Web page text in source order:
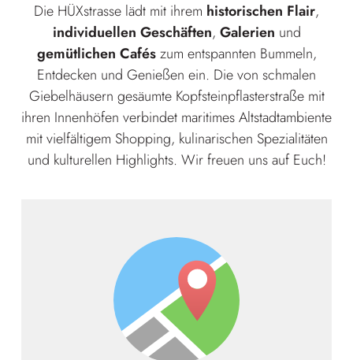
Die HÜXstrasse lädt mit ihrem historischen Flair,
individuellen Geschäften, Galerien und
gemütlichen Cafészum entspannten Bummeln,
Entdecken und Genießen ein. Die von schmalen
Giebelhäusern gesäumte Kopfsteinpflasterstraße mit
ihren Innenhöfen verbindet maritimes Altstadtambiente
mit vielfältigem Shopping, kulinarischen Spezialitäten
und kulturellen Highlights. Wir freuen uns auf Euch!